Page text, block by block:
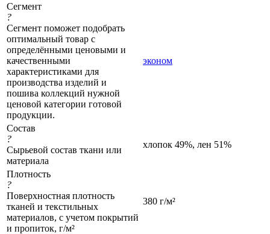
Сегмент
?
Сегмент поможет подобрать
оптимальный товар с
определёнными ценовыми и
качественными
характеристиками для
производства изделий и
пошива коллекций нужной
ценовой категории готовой
продукции.
эконом
Состав
?
Сырьевой состав ткани или
материала
хлопок 49%, лен 51%
Плотность
?
Поверхностная плотность
тканей и текстильных
материалов, с учетом покрытий
и пропиток, г/м²
380 г/м²